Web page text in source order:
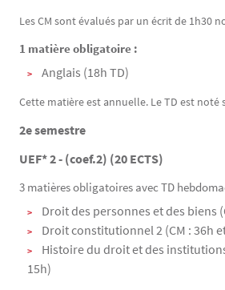
Les CM sont évalués par un écrit de 1h30
1 matière obligatoire :
Anglais (18h TD)
Cette matière est annuelle. Le TD est noté
2e semestre
UEF* 2 ‐ (coef.2) (20 ECTS)
3 matières obligatoires avec TD
Droit des personnes et des biens
Droit constitutionnel 2 (CM : 36h
Histoire du droit et des
15h)